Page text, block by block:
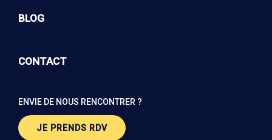
BLOG
CONTACT
ENVIE DE NOUS RENCONTRER ?
JE PRENDS RDV